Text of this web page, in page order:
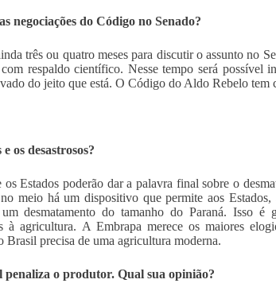
negociações do Código no Senado?
três ou quatro meses para discutir o assunto no
respaldo científico. Nesse tempo será possível
do jeito que está. O Código do Aldo Rebelo tem
os desastrosos?
os Estados poderão dar a palavra final sobre o
meio há um dispositivo que permite aos
desmatamento do tamanho do Paraná. Isso é
à agricultura. A Embrapa merece os maiores
Brasil precisa de uma agricultura moderna.
penaliza o produtor. Qual sua opinião?